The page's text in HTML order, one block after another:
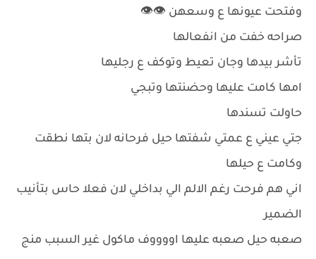
وفتحت عيونها ع وسعهن 👁👁
صراحه خفت من انفعالها
تأشر بيدها وجان تعيط وتوكف ع رجليها
امها كامت عليها وحضنتها وتبجي
حاولت تسندها
جتي عيني ع عمتي شفتها حيل فرحانه لان بتها نطقت
وكامت ع حيلها
اني هم فرحت رغم الالم الي بداخلي لان فعلا حاس بتأنيب
الضمير
صعبه حيل صعبه عليها اووووف ماكول غير السبب منج